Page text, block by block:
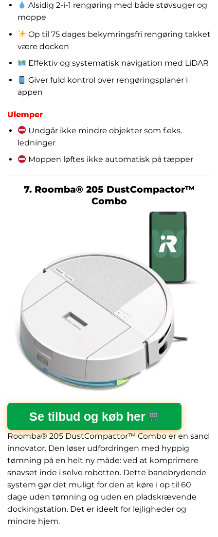
Alsidig 2-i-1 rengøring med både støvsuger og
moppe
Op til 75 dages bekymringsfri rengøring takket
være docken
Effektiv og systematisk navigation med LiDAR
Giver fuld kontrol over rengøringsplaner i
appen
Ulemper
Undgår ikke mindre objekter som f.eks.
ledninger
Moppen løftes ikke automatisk på tæpper
7. Roomba® 205 DustCompactor™
Combo
Se tilbud og køb her
Roomba® 205 DustCompactor™ Combo er en sand
innovator. Den løser udfordringen med hyppig
tømning på en helt ny måde: ved at komprimere
snavset inde i selve robotten. Dette banebrydende
system gør det muligt for den at køre i op til 60
dage uden tømning og uden en pladskrævende
dockingstation. Det er ideelt for lejligheder og
mindre hjem.